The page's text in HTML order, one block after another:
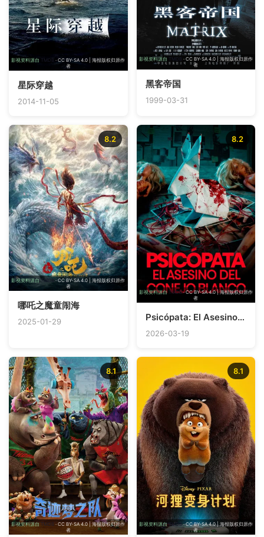
影视资料源自 TMDB · CC BY-SA 4.0 | 海报版权归原作
者
星际穿越
2014-11-05
影视资料源自 TMDB · CC BY-SA 4.0 | 海报版权归原作
者
黑客帝国
1999-03-31
影视资料源自TMDB · CC BY-SA 4.0 | 海报版权归原作
者
8.2
哪吒之魔童闹海
2025-01-29
影视资料源自 TMDB· CC BY-SA 4.0 | 海报版权归原作
者
8.2
Psicópata: El Asesino del Conejo Blanco
2026-03-19
影视资料源自TMDB · CC BY-SA 4.0 | 海报版权归原作
者
8.1
影视资料源自TMDB· CC BY-SA 4.0 | 海报版权归原作
者
8.1